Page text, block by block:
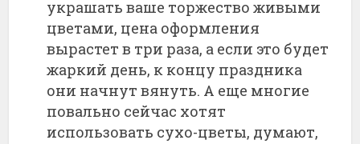
украшать ваше торжество живыми
цветами, цена оформления
вырастет в три раза, а если это будет
жаркий день, к концу праздника
они начнут вянуть. А еще многие
повально сейчас хотят
использовать сухо-цветы, думают,